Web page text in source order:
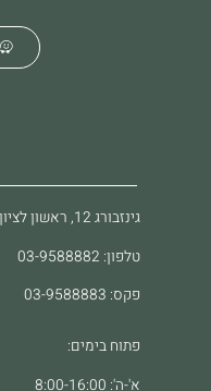
גינזבורג 12, ראשון לציון
טלפון: 03-9588882
פקס: 03-9588883
פתוח בימים:
א'-ה': 8:00-16:00